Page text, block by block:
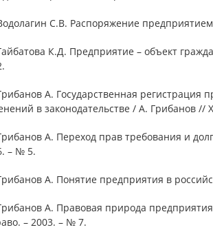
С.В. Распоряжение
К.Д. Предприятие – объект
А. Государственная регистрация
в законодательстве / А. Грибанов //
А. Переход прав требования и
– № 5.
А. Понятие предприятия в
А. Правовая природа
– 2003. – № 7.